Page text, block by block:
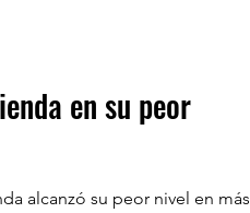
en su peor
alcanzó su peor nivel en más